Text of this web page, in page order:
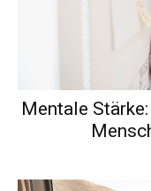
Mentale